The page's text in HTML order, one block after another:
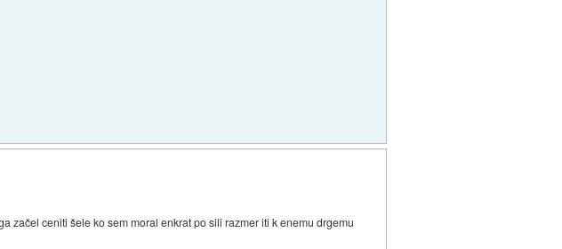
začel ceniti šele ko sem moral enkrat po sili razmer iti k enemu drgemu